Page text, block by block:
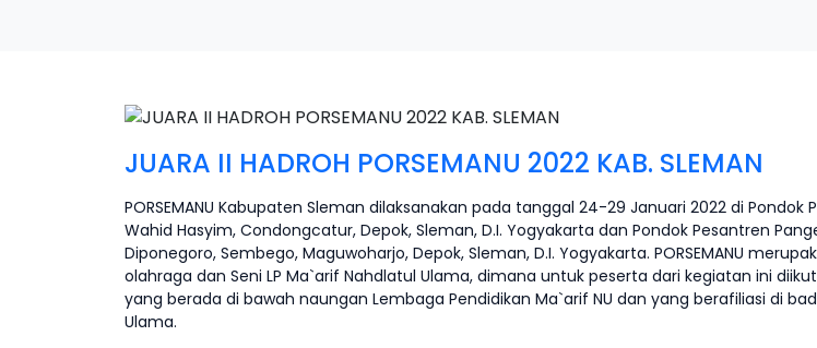
JUARA II HADROH PORSEMANU 2022 KAB. SLEMAN
PORSEMANU Kabupaten Sleman dilaksanakan pada tanggal 24-29 Januari 2022 di Pondok
Wahid Hasyim, Condongcatur, Depok, Sleman, D.I. Yogyakarta dan Pondok Pesantren
Diponegoro, Sembego, Maguwoharjo, Depok, Sleman, D.I. Yogyakarta. PORSEMANU
olahraga dan Seni LP Ma`arif Nahdlatul Ulama, dimana untuk peserta dari kegiatan ini
yang berada di bawah naungan Lembaga Pendidikan Ma`arif NU dan yang berafiliasi di
Ulama.